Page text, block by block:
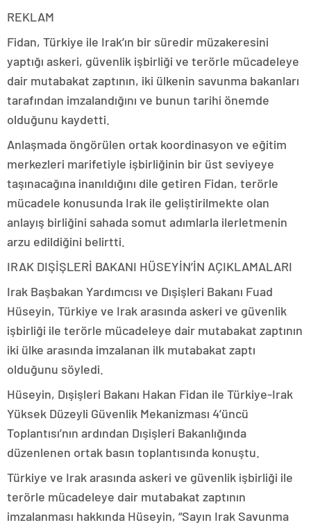
REKLAM
Fidan, Türkiye ile Irak’ın bir süredir müzakeresini
yaptığı askeri, güvenlik işbirliği ve terörle mücadeleye
dair mutabakat zaptının, iki ülkenin savunma bakanları
tarafından imzalandığını ve bunun tarihi önemde
olduğunu kaydetti.
Anlaşmada öngörülen ortak koordinasyon ve eğitim
merkezleri marifetiyle işbirliğinin bir üst seviyeye
taşınacağına inanıldığını dile getiren Fidan, terörle
mücadele konusunda Irak ile geliştirilmekte olan
anlayış birliğini sahada somut adımlarla ilerletmenin
arzu edildiğini belirtti.
IRAK DIŞİŞLERİ BAKANI HÜSEYİN’İN AÇIKLAMALARI
Irak Başbakan Yardımcısı ve Dışişleri Bakanı Fuad
Hüseyin, Türkiye ve Irak arasında askeri ve güvenlik
işbirliği ile terörle mücadeleye dair mutabakat zaptının
iki ülke arasında imzalanan ilk mutabakat zaptı
olduğunu söyledi.
Hüseyin, Dışişleri Bakanı Hakan Fidan ile Türkiye-Irak
Yüksek Düzeyli Güvenlik Mekanizması 4’üncü
Toplantısı’nın ardından Dışişleri Bakanlığında
düzenlenen ortak basın toplantısında konuştu.
Türkiye ve Irak arasında askeri ve güvenlik işbirliği ile
terörle mücadeleye dair mutabakat zaptının
imzalanması hakkında Hüseyin, “Sayın Irak Savunma